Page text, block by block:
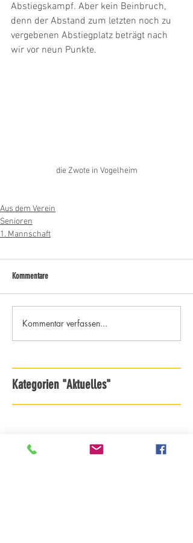
Abstiegskampf. Aber kein Beinbruch,
denn der Abstand zum letzten noch zu
vergebenen Abstiegplatz beträgt nach
wir vor neun Punkte.
die Zwote in Vogelheim
Aus dem Verein
Senioren
1. Mannschaft
Kommentare
Kommentar verfassen...
Kategorien "Aktuelles"